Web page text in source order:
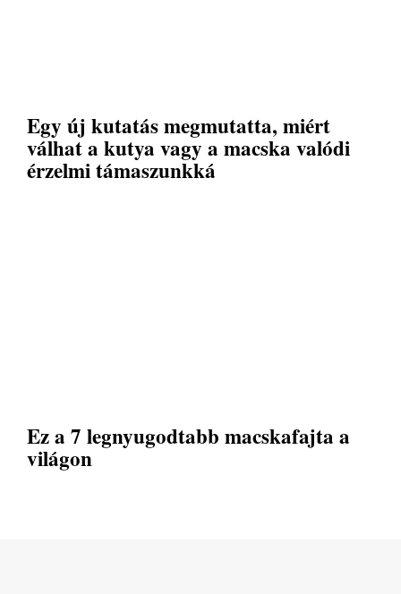
Egy új kutatás megmutatta, miért
válhat a kutya vagy a macska valódi
érzelmi támaszunkká
Ez a 7 legnyugodtabb macskafajta a
világon